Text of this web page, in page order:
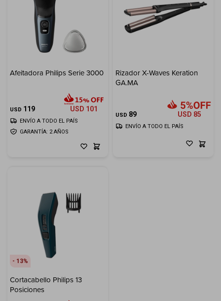
Afeitadora Philips Serie 3000
USD 119 USD 101
GARANTÍA: 2 AÑOS
ENVÍO A TODO EL PAÍS
Rizador X-Waves Keration
GA.MA
USD 89 USD 85
ENVÍO A TODO EL PAÍS
13
Cortacabello Philips 13
Posiciones